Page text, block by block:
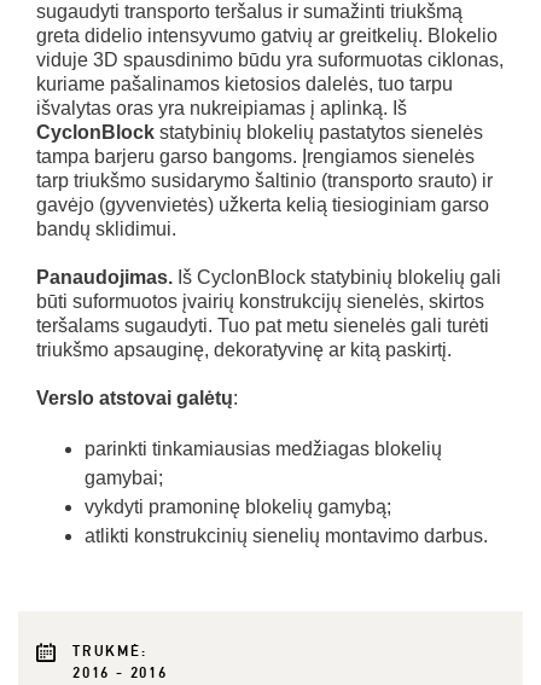
sugaudyti transporto teršalus ir sumažinti triukšmą
greta didelio intensyvumo gatvių ar greitkelių. Blokelio
viduje 3D spausdinimo būdu yra suformuotas ciklonas,
kuriame pašalinamos kietosios dalelės, tuo tarpu
išvalytas oras yra nukreipiamas į aplinką. Iš
CyclonBlock statybinių blokelių pastatytos sienelės
tampa barjeru garso bangoms. Įrengiamos sienelės
tarp triukšmo susidarymo šaltinio (transporto srauto) ir
gavėjo (gyvenvietės) užkerta kelią tiesioginiam garso
bandų sklidimui.
Panaudojimas. Iš CyclonBlock statybinių blokelių gali
būti suformuotos įvairių konstrukcijų sienelės, skirtos
teršalams sugaudyti. Tuo pat metu sienelės gali turėti
triukšmo apsauginę, dekoratyvinę ar kitą paskirtį.
Verslo atstovai galėtų:
parinkti tinkamiausias medžiagas blokelių
gamybai;
vykdyti pramoninę blokelių gamybą;
atlikti konstrukcinių sienelių montavimo darbus.
TRUKMĖ:
2016 - 2016